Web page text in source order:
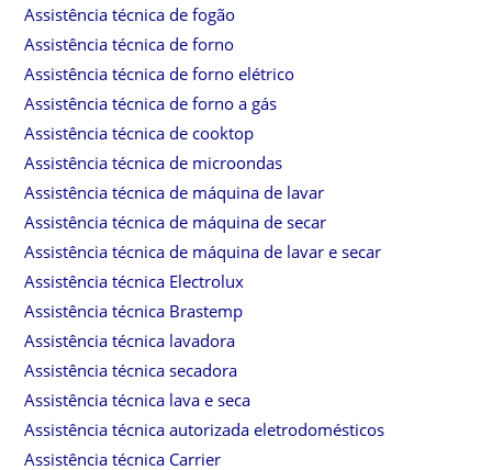
Assistência técnica de fogão
Assistência técnica de forno
Assistência técnica de forno elétrico
Assistência técnica de forno a gás
Assistência técnica de cooktop
Assistência técnica de microondas
Assistência técnica de máquina de lavar
Assistência técnica de máquina de secar
Assistência técnica de máquina de lavar e secar
Assistência técnica Electrolux
Assistência técnica Brastemp
Assistência técnica lavadora
Assistência técnica secadora
Assistência técnica lava e seca
Assistência técnica autorizada eletrodomésticos
Assistência técnica Carrier